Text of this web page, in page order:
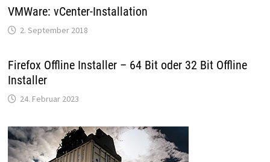
VMWare: vCenter-Installation
2. September 2018
Firefox Offline Installer – 64 Bit oder 32 Bit Offline
Installer
24. Februar 2023